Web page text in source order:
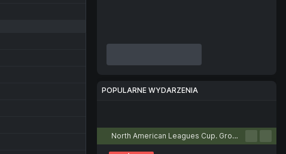
POPULARNE WYDARZENIA
North American Leagues Cup. Group stage